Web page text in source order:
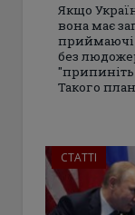
Якщо
вона має
приймаючі
без
Такого
СТАТТІ